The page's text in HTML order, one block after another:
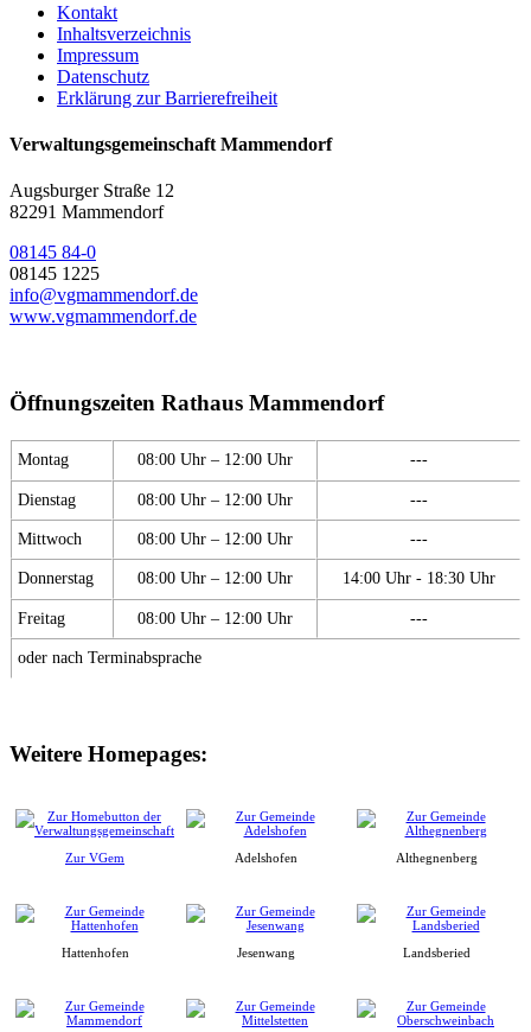
Kontakt
Inhaltsverzeichnis
Impressum
Datenschutz
Erklärung zur Barrierefreiheit
Verwaltungsgemeinschaft Mammendorf
Augsburger Straße 12
82291 Mammendorf
08145 84-0
08145 1225
info@vgmammendorf.de
www.vgmammendorf.de
Öffnungszeiten Rathaus Mammendorf
Montag 08:00 Uhr – 12:00 Uhr ---
Dienstag 08:00 Uhr – 12:00 Uhr ---
Mittwoch 08:00 Uhr – 12:00 Uhr ---
Donnerstag 08:00 Uhr – 12:00 Uhr 14:00 Uhr - 18:30 Uhr
Freitag 08:00 Uhr – 12:00 Uhr ---
oder nach Terminabsprache
Weitere Homepages:
Zur VGem Adelshofen Althegnenberg
Hattenhofen Jesenwang Landsberied